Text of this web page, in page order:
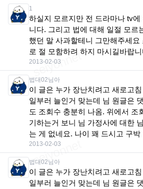
1
하실지 모르지만 전 드라마나 tv에
니다. 그리고 법에 대해 일절 모르
했던 말 사과할테니 그만해주세요
로 절 모함하려 하지 마시길바랍
2013-02-03
법대02님아
이 글은 누가 장난치려고 새로고
일부러 늘인거 맞는데 님 원글은
도 조회수 충분히 나옴. 위에서 조
기하는거 보니 님 가정사에 대한
는 게 없네요. 나이 꽤 드시고 구박
2013-02-03
법대02님아
이 글은 누가 장난치려고 새로고
일부러 늘인거 맞는데 님 원글은